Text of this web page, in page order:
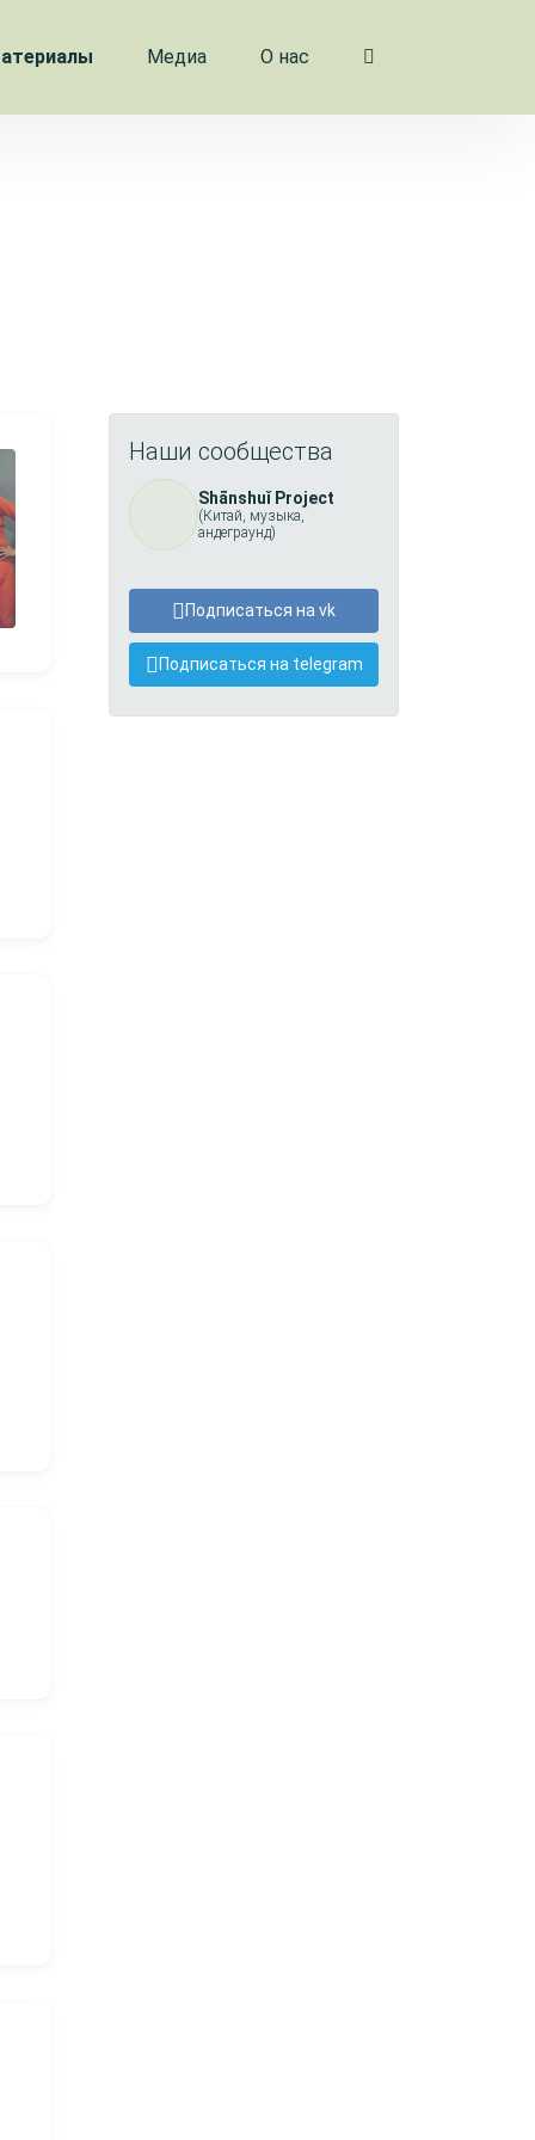
Медиа О нас
Наши сообщества
Shānshuǐ Project
(Китай, музыка,
андеграунд)
Подписаться на vk
Подписаться на telegram